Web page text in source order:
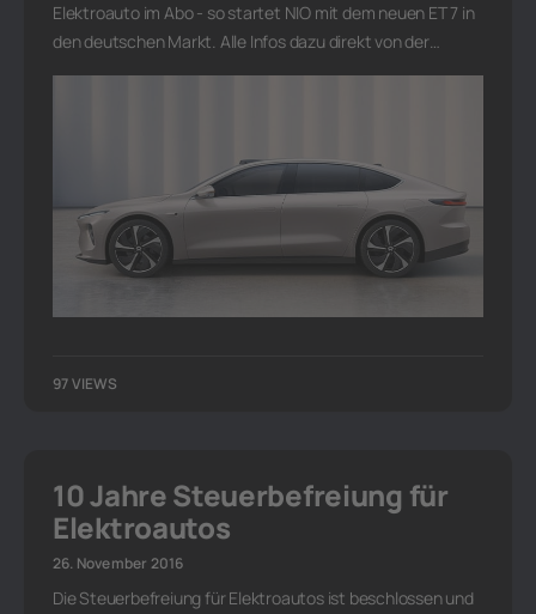
Elektroauto im Abo - so startet NIO mit dem neuen ET 7 in
den deutschen Markt. Alle Infos dazu direkt von der…
97 VIEWS
10 Jahre Steuerbefreiung für
Elektroautos
26. November 2016
Die Steuerbefreiung für Elektroautos ist beschlossen und